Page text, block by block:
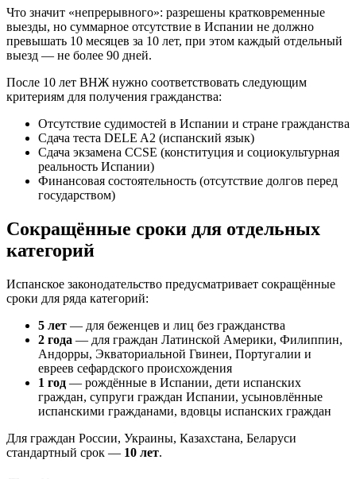
Что значит «непрерывного»: разрешены кратковременные
выезды, но суммарное отсутствие в Испании не должно
превышать 10 месяцев за 10 лет, при этом каждый отдельный
выезд — не более 90 дней.
После 10 лет ВНЖ нужно соответствовать следующим
критериям для получения гражданства:
Отсутствие судимостей в Испании и стране гражданства
Сдача теста DELE A2 (испанский язык)
Сдача экзамена CCSE (конституция и социокультурная
реальность Испании)
Финансовая состоятельность (отсутствие долгов перед
государством)
Сокращённые сроки для отдельных
категорий
Испанское законодательство предусматривает сокращённые
сроки для ряда категорий:
5 лет — для беженцев и лиц без гражданства
2 года — для граждан Латинской Америки, Филиппин,
Андорры, Экваториальной Гвинеи, Португалии и
евреев сефардского происхождения
1 год — рождённые в Испании, дети испанских
граждан, супруги граждан Испании, усыновлённые
испанскими гражданами, вдовцы испанских граждан
Для граждан России, Украины, Казахстана, Беларуси
стандартный срок — 10 лет.